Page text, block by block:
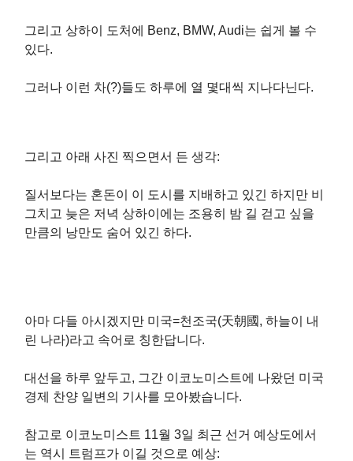
그리고 상하이 도처에 Benz, BMW, Audi는 쉽게 볼 수
있다.
그러나 이런 차(?)들도 하루에 열 몇대씩 지나다닌다.
그리고 아래 사진 찍으면서 든 생각:
질서보다는 혼돈이 이 도시를 지배하고 있긴 하지만 비
그치고 늦은 저녁 상하이에는 조용히 밤 길 걷고 싶을
만큼의 낭만도 숨어 있긴 하다.
아마 다들 아시겠지만 미국=천조국(天朝國, 하늘이 내
린 나라)라고 속어로 칭한답니다.
대선을 하루 앞두고, 그간 이코노미스트에 나왔던 미국
경제 찬양 일변의 기사를 모아봤습니다.
참고로 이코노미스트 11월 3일 최근 선거 예상도에서
는 역시 트럼프가 이길 것으로 예상: